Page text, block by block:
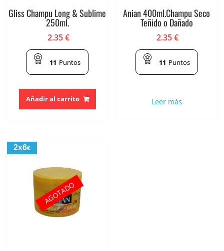
Gliss Champu Long & Sublime
250ml.
2.35€
11 Puntos
Añadir al carrito
Anian 400ml.Champu Seco
Teñido o Dañado
2.35€
11 Puntos
Leer más
2x6€
AGOTADO